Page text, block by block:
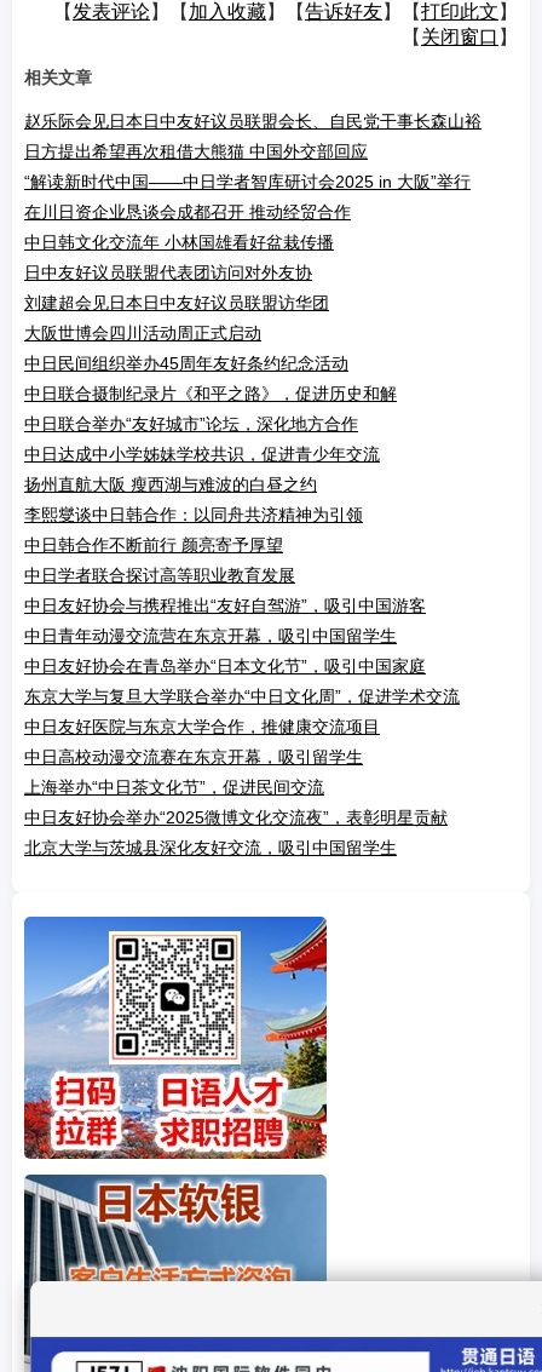
【 发表评论】【 加入收藏】【告诉好友】【打印此文 】
【 关闭窗口 】
相关文章
赵乐际会见日本日中友好议员联盟会长、自民党干事长森山裕
日方提出希望再次租借大熊猫 中国外交部回应
“解读新时代中国——中日学者智库研讨会2025 in 大阪”举行
在川日资企业恳谈会成都召开 推动经贸合作
中日韩文化交流年 小林国雄看好盆栽传播
日中友好议员联盟代表团访问对外友协
刘建超会见日本日中友好议员联盟访华团
大阪世博会四川活动周正式启动
中日民间组织举办45周年友好条约纪念活动
中日联合摄制纪录片《和平之路》，促进历史和解
中日联合举办“友好城市”论坛，深化地方合作
中日达成中小学姊妹学校共识，促进青少年交流
扬州直航大阪 瘦西湖与难波的白昼之约
李熙燮谈中日韩合作：以同舟共济精神为引领
中日韩合作不断前行 颜亮寄予厚望
中日学者联合探讨高等职业教育发展
中日友好协会与携程推出“友好自驾游”，吸引中国游客
中日青年动漫交流营在东京开幕，吸引中国留学生
中日友好协会在青岛举办“日本文化节”，吸引中国家庭
东京大学与复旦大学联合举办“中日文化周”，促进学术交流
中日友好医院与东京大学合作，推健康交流项目
中日高校动漫交流赛在东京开幕，吸引留学生
上海举办“中日茶文化节”，促进民间交流
中日友好协会举办“2025微博文化交流夜”，表彰明星贡献
北京大学与茨城县深化友好交流，吸引中国留学生